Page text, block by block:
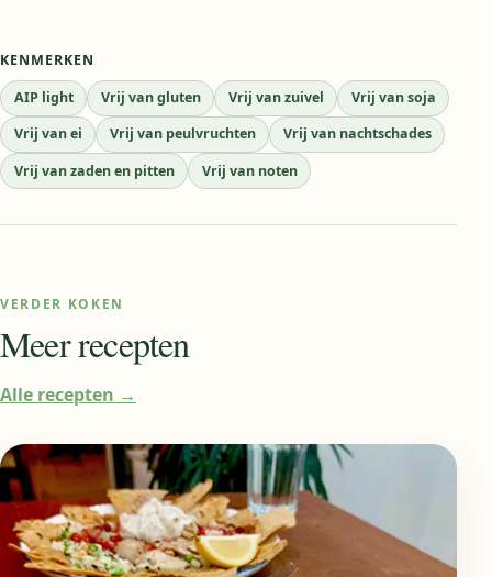
KENMERKEN
AIP light Vrij van gluten Vrij van zuivel
Vrij van soja
Vrij van ei
Vrij van peulvruchten
Vrij van nachtschades
Vrij van zaden en pitten
Vrij van noten
VERDER KOKEN
Meer recepten
Alle recepten →